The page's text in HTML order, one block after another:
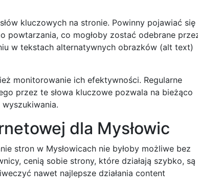
kluczowych na stronie. Powinny pojawiać się
powtarzania, co mogłoby zostać odebrane
w tekstach alternatywnych obrazków (alt text)
monitorowanie ich efektywności. Regularne
przez te słowa kluczowe pozwala na bieżąco
dla Mysłowic
stron w Mysłowicach nie byłoby możliwe bez
cenią sobie strony, które działają szybko, są
nawet najlepsze działania content